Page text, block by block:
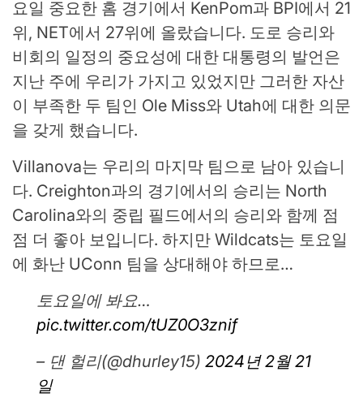
요일 중요한 홈 경기에서 KenPom과 BPI에서 21
위, NET에서 27위에 올랐습니다. 도로 승리와
비회의 일정의 중요성에 대한 대통령의 발언은
지난 주에 우리가 가지고 있었지만 그러한 자산
이 부족한 두 팀인 Ole Miss와 Utah에 대한 의문
을 갖게 했습니다.
Villanova는 우리의 마지막 팀으로 남아 있습니
다. Creighton과의 경기에서의 승리는 North
Carolina와의 중립 필드에서의 승리와 함께 점
점 더 좋아 보입니다. 하지만 Wildcats는 토요일
에 화난 UConn 팀을 상대해야 하므로…
토요일에 봐요…
pic.twitter.com/tUZ0O3znif
– 댄 헐리(@dhurley15) 2024년 2월 21
일